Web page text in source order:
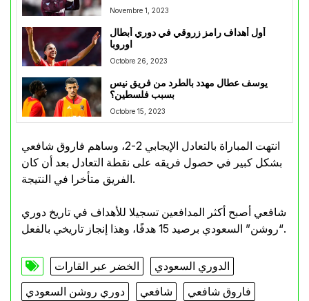
Novembre 1, 2023
أول أهداف رامز زروقي في دوري أبطال
اوروبا
Octobre 26, 2023
يوسف عطال مهدد بالطرد من فريق نيس
بسبب فلسطين؟
Octobre 15, 2023
انتهت المباراة بالتعادل الإيجابي 2-2، وساهم فاروق شافعي
بشكل كبير في حصول فريقه على نقطة التعادل بعد أن كان
الفريق متأخرا في النتيجة.
شافعي أصبح أكثر المدافعين تسجيلا للأهداف في تاريخ دوري
“روشن” السعودي برصيد 15 هدفًا، وهذا إنجاز تاريخي بالفعل.
الخضر عبر القارات
الدوري السعودي
دوري روشن السعودي
شافعي فاروق شافعي